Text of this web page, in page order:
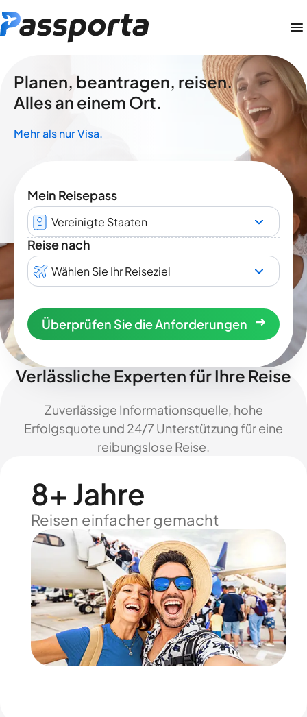
Planen, beantragen, reisen.
Alles an einem Ort.
Mehr als nur Visa.
Mein Reisepass
Vereinigte Staaten
Reise nach
Wählen Sie Ihr Reiseziel
Überprüfen Sie die Anforderungen
Verlässliche Experten für Ihre Reise
Zuverlässige Informationsquelle, hohe
Erfolgsquote und 24/7 Unterstützung für eine
reibungslose Reise.
8+ Jahre
Reisen einfacher gemacht